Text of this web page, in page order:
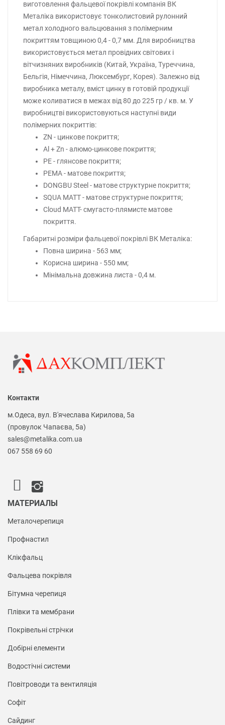
виготовлення фальцевої покрівлі компанія ВК
Металіка використовує тонколистовий рулонний
метал холодного вальцювання з полімерним
покриттям товщиною 0,4 - 0,7 мм. Для виробництва
використовується метал провідних світових і
вітчизняних виробників (Китай, Україна, Туреччина,
Бельгія, Німеччина, Люксембург, Корея). Залежно від
виробника металу, вміст цинку в готовій продукції
може коливатися в межах від 80 до 225 гр / кв. м. У
виробництві використовуються наступні види
полімерних покриттів:
ZN - цинкове покриття;
Al + Zn - алюмо-цинкове покриття;
PE - глянсове покриття;
PEMA - матове покриття;
DONGBU Steel - матове структурне покриття;
SQUA MATT - матове структурне покриття;
Cloud MATT- смугасто-плямисте матове
покриття.
Габаритні розміри фальцевої покрівлі ВК Металіка:
Повна ширина - 563 мм;
Корисна ширина - 550 мм;
Мінімальна довжина листа - 0,4 м.
Контакти
м.Одеса, вул. В'ячеслава Кирилова, 5а
(провулок Чапаєва, 5а)
sales@metalika.com.ua
067 558 69 60
МАТЕРИАЛЫ
Металочерепиця
Профнастил
Клікфальц
Фальцева покрівля
Бітумна черепиця
Плівки та мембрани
Покрівельні стрічки
Добірні елементи
Водостічні системи
Повітроводи та вентиляція
Софіт
Сайдинг